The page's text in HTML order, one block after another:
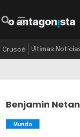
Crusoé Últimas
Benjamin
Mundo